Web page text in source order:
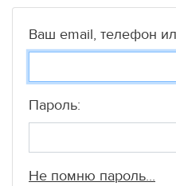
МедиаВаш email, телефон
Пароль:
Не помню пароль...